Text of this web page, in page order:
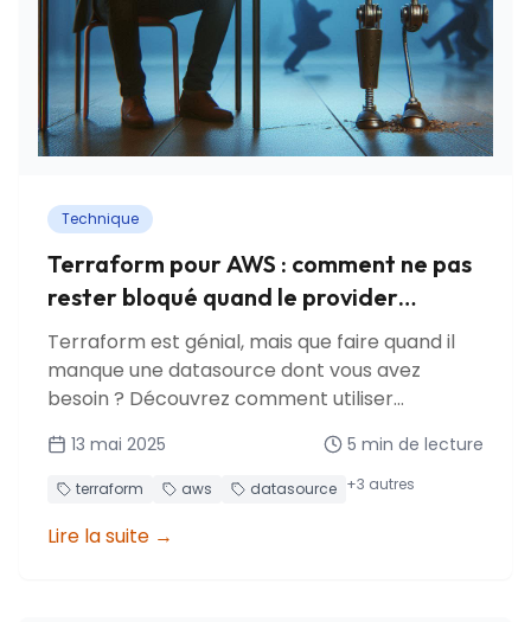
Technique
Terraform pour AWS : comment ne pas
rester bloqué quand le provider
manque d'une datasource ?
Terraform est génial, mais que faire quand il
manque une datasource dont vous avez
besoin ? Découvrez comment utiliser
contournement pour invoquer des fonctions
Lambda personnalisées et récupérer des
13 mai 2025 5 min de lecture
terraform aws datasource +3 autres
Lire la suite →